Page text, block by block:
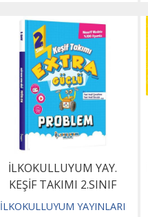
İLKOKULLUYUM YAY.
KEŞİF TAKIMI 2.SINIF
EXTRA GÜÇLÜ PROBLEM
İLKOKULLUYUM YAYINLARI